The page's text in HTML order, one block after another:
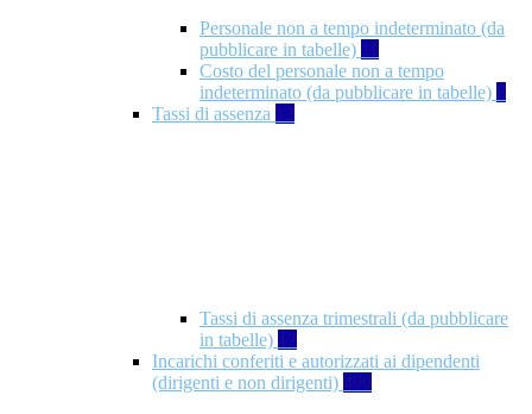
Personale non a tempo indeterminato (da
pubblicare in tabelle) 11
Costo del personale non a tempo
indeterminato (da pubblicare in tabelle) 8
Tassi di assenza 12
Tassi di assenza trimestrali (da pubblicare
in tabelle) 12
Incarichi conferiti e autorizzati ai dipendenti
(dirigenti e non dirigenti) 490